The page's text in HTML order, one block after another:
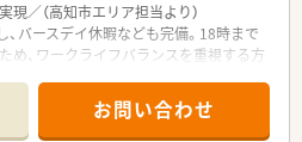
となく欠員のある場所へヘルプに入
や患者様への対応能力を磨くことができ
ック医薬品の取り扱いがあるため、安定
を考慮した調剤業務を実践することが
／（高知市エリア担当より）
バースデイ休暇なども完備。18時まで
め、ワークライフバランスを重視する方
いて】
お問い合わせ